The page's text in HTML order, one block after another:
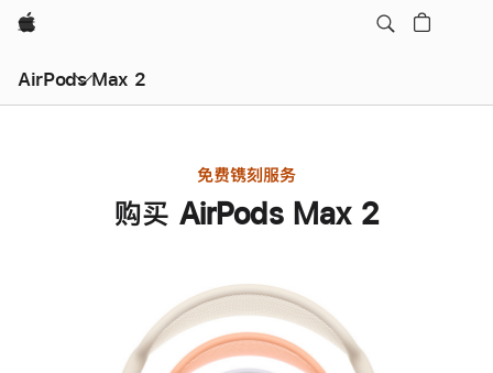
Apple
AirPods Max 2
免费镌刻服务
购买 AirPods Max 2